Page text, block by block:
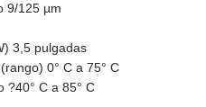
9/125 µm
3,5 pulgadas
0° C a 75° C
?40° C a 85° C